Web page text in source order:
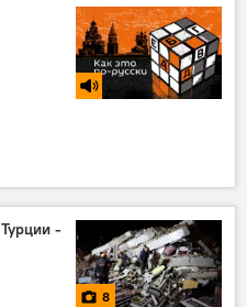
в Китае
-
8